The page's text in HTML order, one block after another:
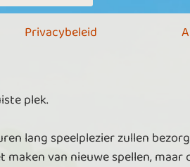
Privacybeleid
plek.
lang speelplezier zullen
van nieuwe spellen,